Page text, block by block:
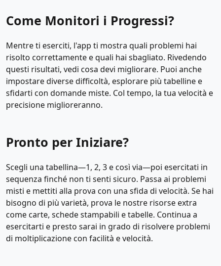
Come Monitori i Progressi?
Mentre ti eserciti, l'app ti mostra quali problemi hai
risolto correttamente e quali hai sbagliato. Rivedendo
questi risultati, vedi cosa devi migliorare. Puoi anche
impostare diverse difficoltà, esplorare più tabelline e
sfidarti con domande miste. Col tempo, la tua velocità e
precisione miglioreranno.
Pronto per Iniziare?
Scegli una tabellina—1, 2, 3 e così via—poi esercitati in
sequenza finché non ti senti sicuro. Passa ai problemi
misti e mettiti alla prova con una sfida di velocità. Se hai
bisogno di più varietà, prova le nostre risorse extra
come carte, schede stampabili e tabelle. Continua a
esercitarti e presto sarai in grado di risolvere problemi
di moltiplicazione con facilità e velocità.